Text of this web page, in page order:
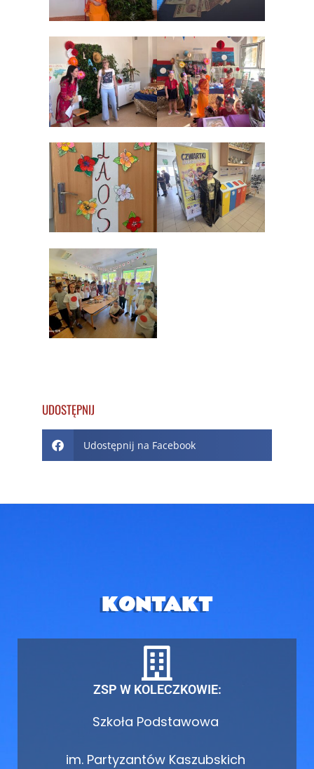
UDOSTĘPNIJ
Udostępnij na Facebook
KONTAKT
ZSP W KOLECZKOWIE:
Szkoła Podstawowa
im. Partyzantów Kaszubskich